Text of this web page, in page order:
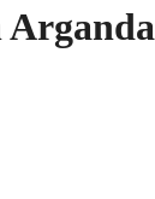
Arganda